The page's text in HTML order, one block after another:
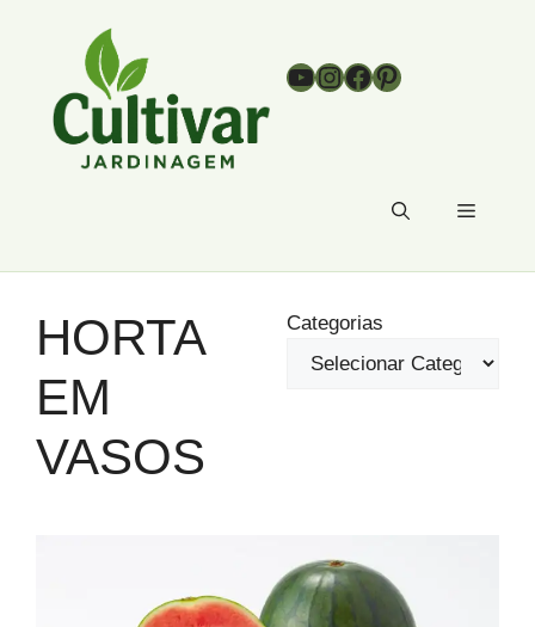
conteúdo
Youtube
Instagram
Facebook
Pinterest
Menu
HORTA
EM
VASOS
Categorias